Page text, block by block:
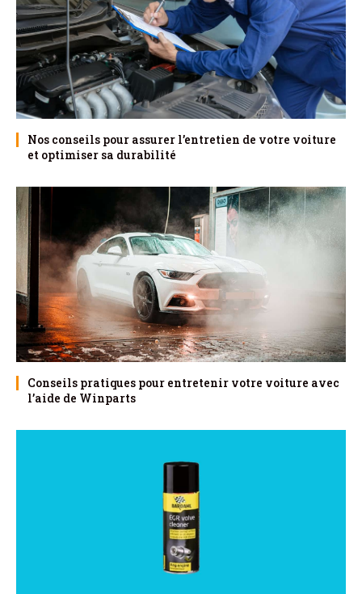
Nos conseils pour assurer l’entretien de votre voiture
et optimiser sa durabilité
Conseils pratiques pour entretenir votre voiture avec
l’aide de Winparts